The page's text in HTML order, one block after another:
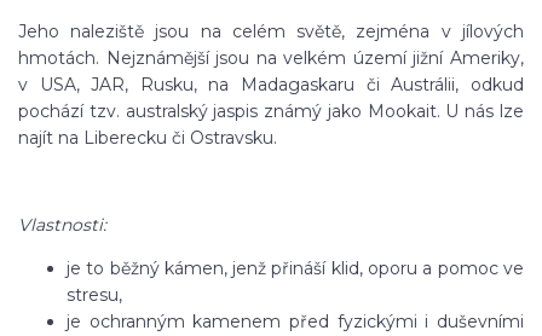
Jeho naleziště jsou na celém světě, zejména v jílových
hmotách. Nejznámější jsou na velkém území jižní Ameriky,
v USA, JAR, Rusku, na Madagaskaru či Austrálii, odkud
pochází tzv. australský jaspis známý jako Mookait. U nás lze
najít na Liberecku či Ostravsku.
Vlastnosti:
je to běžný kámen, jenž přináší klid, oporu a pomoc ve
stresu,
je ochranným kamenem před fyzickými i duševními